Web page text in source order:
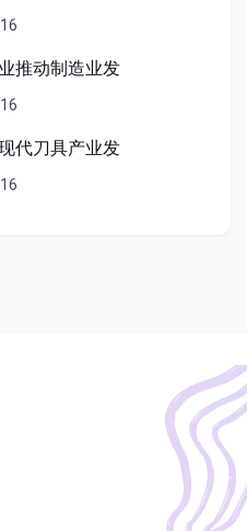
推动制造业发
代刀具产业发